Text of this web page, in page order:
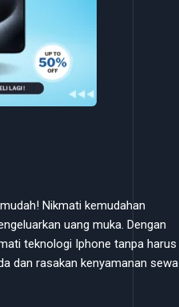
Nikmati kemudahan
uang muka. Dengan
teknologi Iphone tanpa harus
dan rasakan kenyamanan sewa